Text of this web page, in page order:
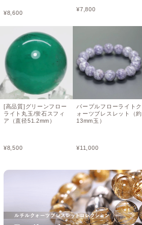
¥8,600
[高品質]グリーンフロー
ライト丸玉/蛍石スフィ
ア（直径51.2mm）
¥8,500
¥7,800
パープルフローライトク
ォーツブレスレット（約
13mm玉）
¥11,000